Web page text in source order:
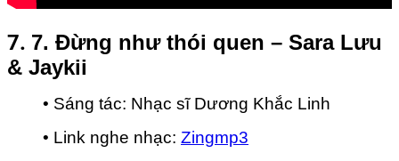
7. 7. Đừng như thói quen – Sara Lưu
& Jaykii
• Sáng tác: Nhạc sĩ Dương Khắc Linh
• Link nghe nhạc: Zingmp3